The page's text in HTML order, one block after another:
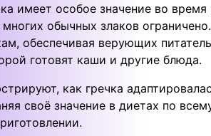
имеет особое значение во
обычных злаков
обеспечивая верующих
готовят каши и другие блюда.
как гречка
своё значение в диетах по